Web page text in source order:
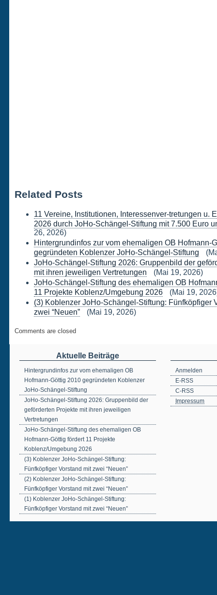
Related Posts
11 Vereine, Institutionen, Interessenver-tretungen u.
2026 durch JoHo-Schängel-Stiftung mit 7.500 Euro
26, 2026)
Hintergrundinfos zur vom ehemaligen OB Hofmann-
gegründeten Koblenzer JoHo-Schängel-Stiftung
JoHo-Schängel-Stiftung 2026: Gruppenbild der
mit ihren jeweiligen Vertretungen
(Mai 19, 2026)
JoHo-Schängel-Stiftung des ehemaligen OB
11 Projekte Koblenz/Umgebung 2026
(Mai 19,
(3) Koblenzer JoHo-Schängel-Stiftung: Fünfköpfiger
zwei “Neuen”
(Mai 19, 2026)
Comments are closed
Aktuelle Beiträge
Hintergrundinfos zur vom ehemaligen OB
Hofmann-Göttig 2010 gegründeten Koblenzer
JoHo-Schängel-Stiftung
JoHo-Schängel-Stiftung 2026: Gruppenbild der
geförderten Projekte mit ihren jeweiligen
Vertretungen
JoHo-Schängel-Stiftung des ehemaligen OB
Hofmann-Göttig fördert 11 Projekte
Koblenz/Umgebung 2026
(3) Koblenzer JoHo-Schängel-Stiftung:
Fünfköpfiger Vorstand mit zwei “Neuen”
(2) Koblenzer JoHo-Schängel-Stiftung:
Fünfköpfiger Vorstand mit zwei “Neuen”
(1) Koblenzer JoHo-Schängel-Stiftung:
Fünfköpfiger Vorstand mit zwei “Neuen”
Anmelden
E-RSS
C-RSS
Impressum